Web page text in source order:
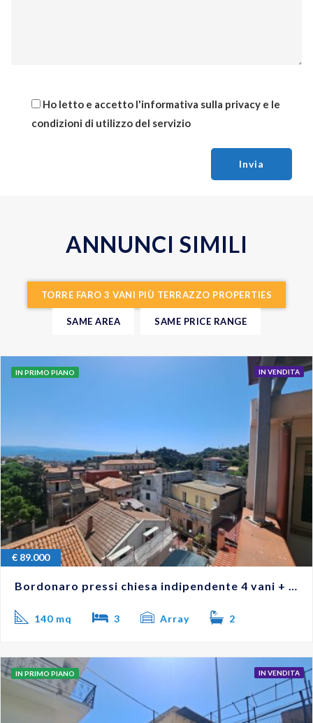
Ho letto e accetto l'informativa sulla privacy e le
condizioni di utilizzo del servizio
Invia
ANNUNCI SIMILI
TORRE FARO 3 VANI PIÙ TERRAZZO PROPERTIES
SAME AREA SAME PRICE RANGE
IN PRIMO PIANO IN VENDITA
€ 89.000
Bordonaro pressi chiesa indipendente 4 vani + terrazzo #VO18286
140 mq 3 Array 2
IN PRIMO PIANO IN VENDITA